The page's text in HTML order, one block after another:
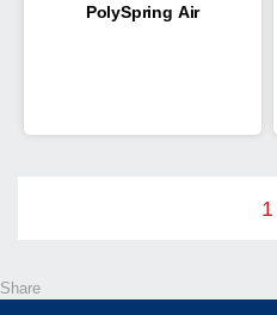
PolySpring Air
1
Share